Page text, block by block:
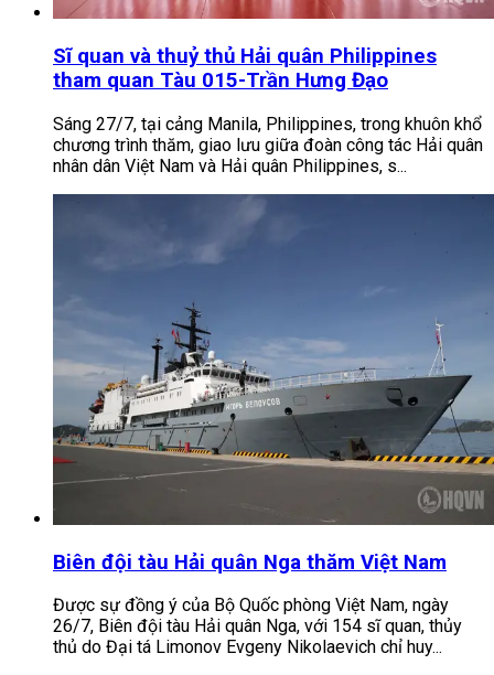
Sĩ quan và thuỷ thủ Hải quân Philippines
tham quan Tàu 015-Trần Hưng Đạo
Sáng 27/7, tại cảng Manila, Philippines, trong khuôn khổ
chương trình thăm, giao lưu giữa đoàn công tác Hải quân
nhân dân Việt Nam và Hải quân Philippines, s...
Biên đội tàu Hải quân Nga thăm Việt Nam
Được sự đồng ý của Bộ Quốc phòng Việt Nam, ngày
26/7, Biên đội tàu Hải quân Nga, với 154 sĩ quan, thủy
thủ do Đại tá Limonov Evgeny Nikolaevich chỉ huy...